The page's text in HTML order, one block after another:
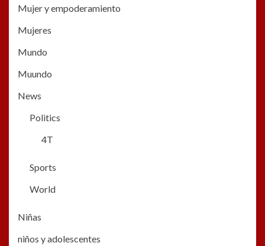
Mujer y empoderamiento
Mujeres
Mundo
Muundo
News
Politics
4T
Sports
World
Niñas
niños y adolescentes